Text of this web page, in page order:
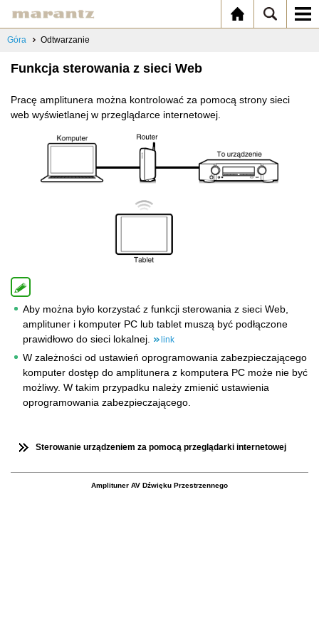
Góra Odtwarzanie
Funkcja sterowania z sieci Web
Pracę amplitunera można kontrolować za pomocą strony sieci
web wyświetlanej w przeglądarce internetowej.
Aby można było korzystać z funkcji sterowania z sieci Web,
amplituner i komputer PC lub tablet muszą być podłączone
prawidłowo do sieci lokalnej.
link
W zależności od ustawień oprogramowania zabezpieczającego
komputer dostęp do amplitunera z komputera PC może nie być
możliwy. W takim przypadku należy zmienić ustawienia
oprogramowania zabezpieczającego.
Sterowanie urządzeniem za pomocą przeglądarki internetowej
Amplituner AV Dźwięku Przestrzennego